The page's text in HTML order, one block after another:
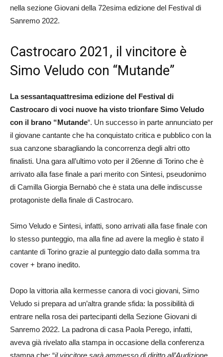
nella sezione Giovani della 72esima edizione del Festival di
Sanremo 2022.
Castrocaro 2021, il vincitore è
Simo Veludo con “Mutande”
La sessantaquattresima edizione del Festival di
Castrocaro di voci nuove ha visto trionfare Simo Veludo
con il brano “Mutande“. Un successo in parte annunciato per
il giovane cantante che ha conquistato critica e pubblico con la
sua canzone sbaragliando la concorrenza degli altri otto
finalisti. Una gara all’ultimo voto per il 26enne di Torino che è
arrivato alla fase finale a pari merito con Sintesi, pseudonimo
di Camilla Giorgia Bernabò che è stata una delle indiscusse
protagoniste della finale di Castrocaro.
Simo Veludo e Sintesi, infatti, sono arrivati alla fase finale con
lo stesso punteggio, ma alla fine ad avere la meglio è stato il
cantante di Torino grazie al punteggio dato dalla somma tra
cover + brano inedito.
Dopo la vittoria alla kermesse canora di voci giovani, Simo
Veludo si prepara ad un’altra grande sfida: la possibilità di
entrare nella rosa dei partecipanti della Sezione Giovani di
Sanremo 2022. La padrona di casa Paola Perego, infatti,
aveva già rivelato alla stampa in occasione della conferenza
stampa che: “il vincitore sarà ammesso di diritto all’Audizione